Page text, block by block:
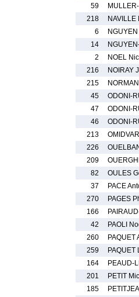
59
218
NAVILLE
6
14
2
NOEL
216
NOIRAY
215
45
ODONI-
47
ODONI-
46
ODONI-
213
226
209
82
OULES
37
PACE
270
PAGES
166
42
PAOLI
260
PAQUET
259
PAQUET
164
PEAUD-
201
PETIT
185